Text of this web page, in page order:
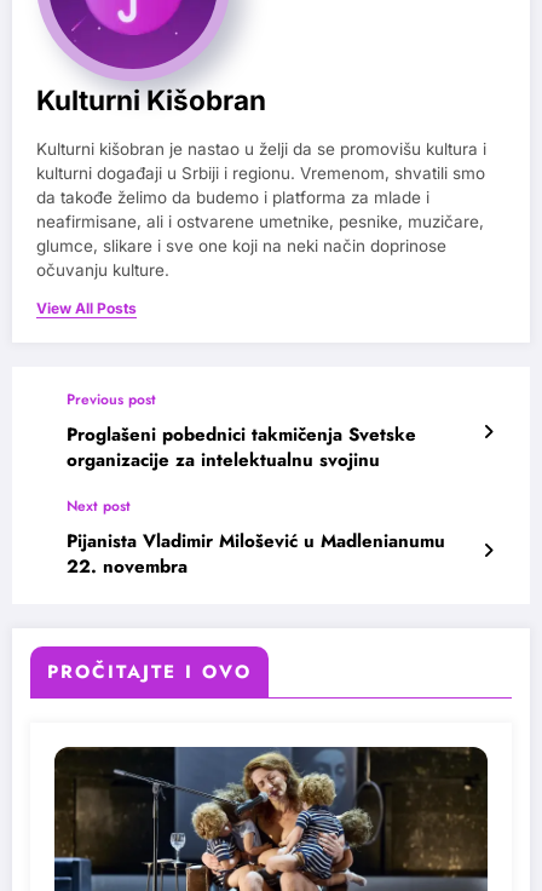
Kulturni Kišobran
Kulturni kišobran je nastao u želji da se promovišu kultura i
kulturni događaji u Srbiji i regionu. Vremenom, shvatili smo
da takođe želimo da budemo i platforma za mlade i
neafirmisane, ali i ostvarene umetnike, pesnike, muzičare,
glumce, slikare i sve one koji na neki način doprinose
očuvanju kulture.
View All Posts
Previous post
Proglašeni pobednici takmičenja Svetske
organizacije za intelektualnu svojinu
Next post
Pijanista Vladimir Milošević u Madlenianumu
22. novembra
PROČITAJTE I OVO